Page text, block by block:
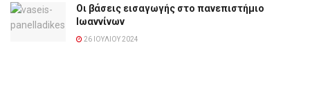
Οι βάσεις εισαγωγής στο πανεπιστήμιο
Ιωαννίνων
26 ΙΟΥΛΊΟΥ 2024